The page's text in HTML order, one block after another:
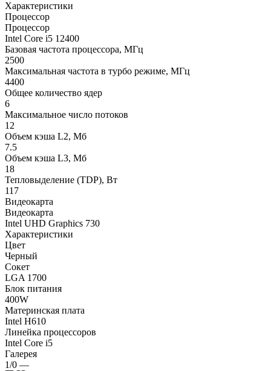
Характеристики
Процессор
Процессор
Intel Core i5 12400
Базовая частота процессора, МГц
2500
Максимальная частота в турбо режиме, МГц
4400
Общее количество ядер
6
Максимальное число потоков
12
Объем кэша L2, Мб
7.5
Объем кэша L3, Мб
18
Тепловыделение (TDP), Вт
117
Видеокарта
Видеокарта
Intel UHD Graphics 730
Характеристики
Цвет
Черный
Сокет
LGA 1700
Блок питания
400W
Материнская плата
Intel H610
Линейка процессоров
Intel Core i5
Галерея
1/0 —